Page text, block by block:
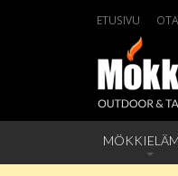
ETUSIVU